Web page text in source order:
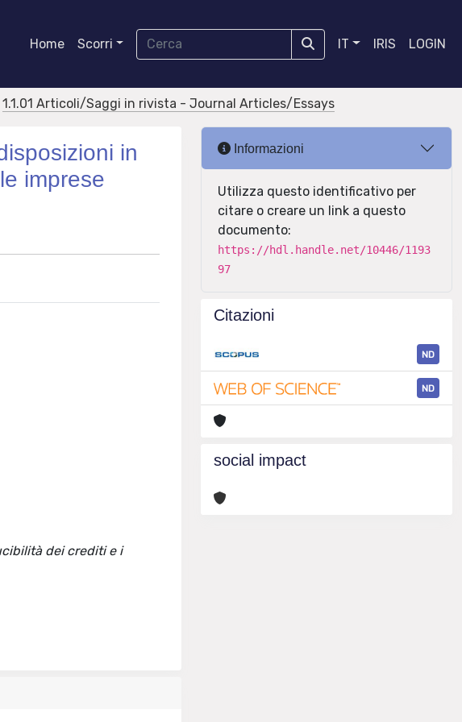
Home Scorri IT IRIS LOGIN
1.1.01 Articoli/Saggi in rivista - Journal Articles/Essays
in
imprese
dei crediti e i
Informazioni
Utilizza questo identificativo per
citare o creare un link a questo
documento:
https://hdl.handle.net/10446/1193
97
Citazioni
ND
ND
social impact